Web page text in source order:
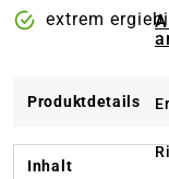
extrem
Produktdetails
Inhalt